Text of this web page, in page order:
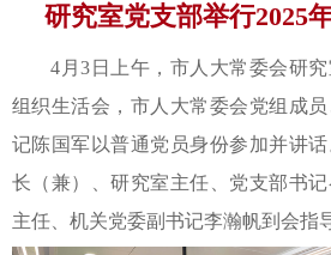
研究室党支部举行2025
4月3日上午，市人大常委会研
组织生活会，市人大常委会党组成
记陈国军以普通党员身份参加并讲
长（兼）、研究室主任、党支部书
主任、机关党委副书记李瀚帆到会指